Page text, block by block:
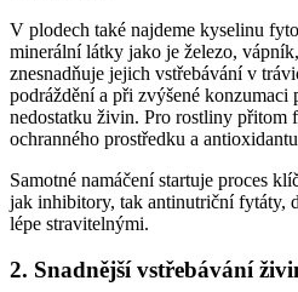
V plodech také najdeme kyselinu
minerální látky jako je železo,
znesnadňuje jejich vstřebávání v
podráždění a při zvýšené konzumaci
nedostatku živin. Pro rostliny přitom
ochranného prostředku a
Samotné namáčení startuje proces
jak inhibitory, tak antinutriční fytáty,
lépe stravitelnými.
2. Snadnější vstřebávání